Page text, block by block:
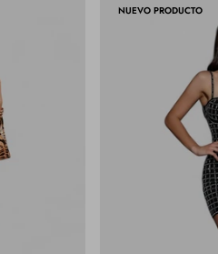
NUEVO PRODUCTO